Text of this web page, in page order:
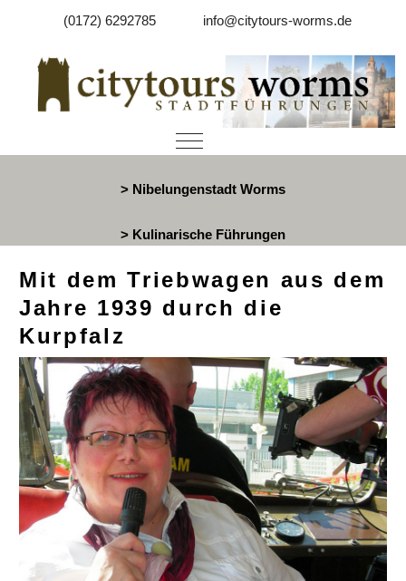
(0172) 6292785 info@citytours-worms.de
Mobile Menu Toggle
> Nibelungenstadt Worms
> Kulinarische Führungen
Mit dem Triebwagen aus dem
Jahre 1939 durch die
Kurpfalz